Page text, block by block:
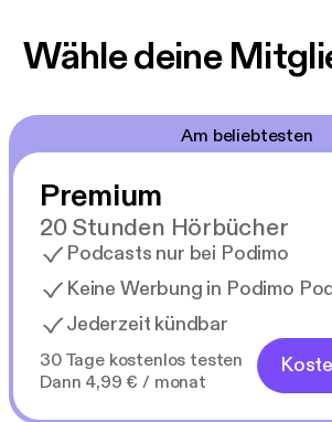
Wähle deine
Am beliebtesten
Premium
20 Stunden Hörbücher
Podcasts nur bei Podimo
Keine Werbung in Podimo
Jederzeit kündbar
30 Tage kostenlos testen
Dann 4,99 € / monat